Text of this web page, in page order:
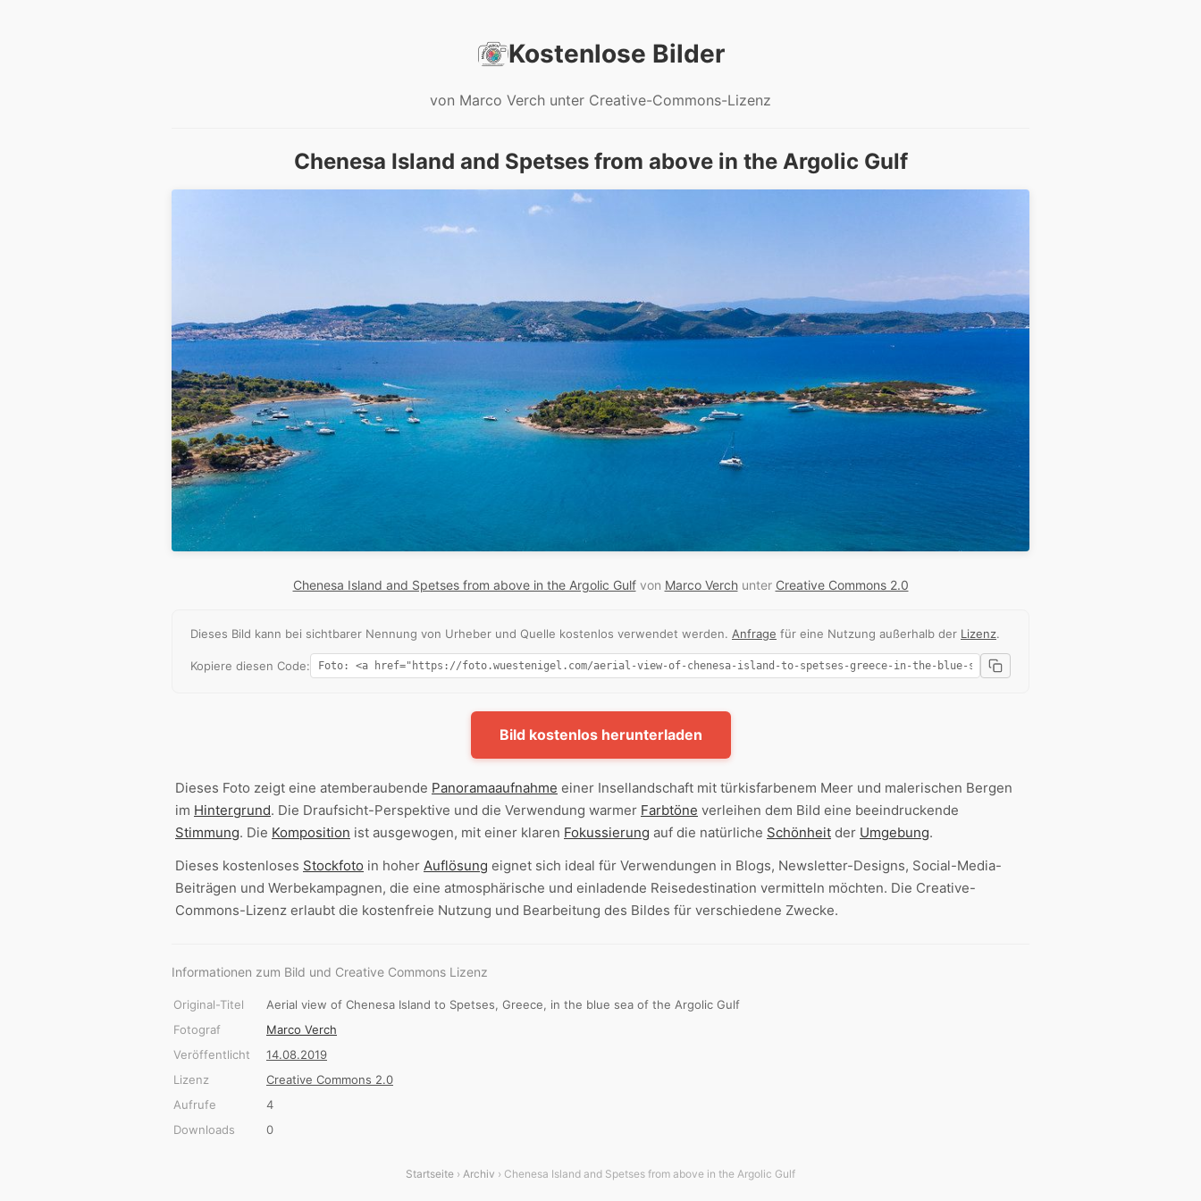
Kostenlose Bilder
von Marco Verch unter Creative-Commons-Lizenz
Chenesa Island and Spetses from above in the Argolic Gulf
Chenesa Island and Spetses from above in the Argolic Gulfvon Marco Verchunter Creative Commons 2.0
Dieses Bild kann bei sichtbarer Nennung von Urheber und Quelle kostenlos verwendet werden. Anfrage für eine Nutzung außerhalb der Lizenz.
Kopiere diesen Code:
Bild kostenlos herunterladen
Dieses Foto zeigt eine atemberaubende Panoramaaufnahme einer Insellandschaft mit türkisfarbenem Meer und malerischen Bergen
im Hintergrund. Die Draufsicht-Perspektive und die Verwendung warmer Farbtöne verleihen dem Bild eine beeindruckende
Stimmung. Die Komposition ist ausgewogen, mit einer klaren Fokussierung auf die natürliche Schönheit der Umgebung.
Dieses kostenloses Stockfoto in hoher Auflösung eignet sich ideal für Verwendungen in Blogs, Newsletter-Designs, Social-Media-
Beiträgen und Werbekampagnen, die eine atmosphärische und einladende Reisedestination vermitteln möchten. Die Creative-
Commons-Lizenz erlaubt die kostenfreie Nutzung und Bearbeitung des Bildes für verschiedene Zwecke.
Informationen zum Bild und Creative Commons Lizenz
Original-Titel
Aerial view of Chenesa Island to Spetses, Greece, in the blue sea of the Argolic Gulf
Fotograf
Marco Verch
Veröffentlicht
14.08.2019
Lizenz
Creative Commons 2.0
Aufrufe
4
Downloads
0
Startseite › Archiv › Chenesa Island and Spetses from above in the Argolic Gulf